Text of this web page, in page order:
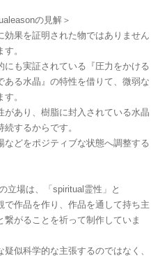
の見解＞
効果を証明された物ではありません
。
も実証されている『圧力をかける
ある水晶』の特性を借りて、微弱な
。
あり、樹脂に封入されている水晶
するからです。
どをポジティブな状態へ調整する
立場は、「spiritual霊性」と
で作品を作り、作品を通して持ち主
がることを祈って制作していま
似科学的な主張するのではなく、